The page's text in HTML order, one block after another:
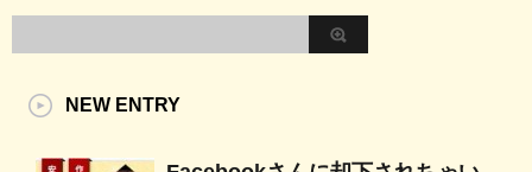
NEW ENTRY